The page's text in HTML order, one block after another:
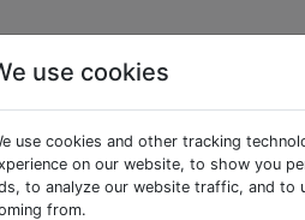
Fragen
immer falsch?
use cookies
use cookies and other tracking
on our website, to show you
to analyze our website traffic, and to
from.